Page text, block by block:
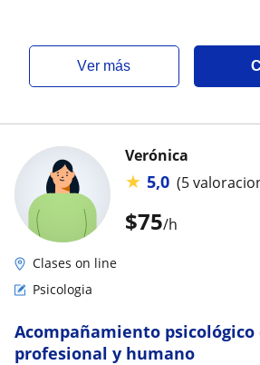
ver más
$75/h
Verónica
★ 5,0 (5
Clases on line
Psicologia
Acompañamiento psicológico
profesional y humano